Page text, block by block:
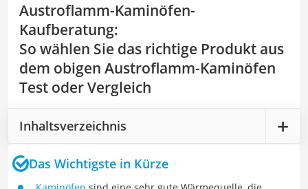
Austroflamm-Kaminöfen-
Kaufberatung:
So wählen Sie das richtige Produkt aus
dem obigen Austroflamm-Kaminöfen
Test oder Vergleich
Inhaltsverzeichnis
Das Wichtigste in Kürze